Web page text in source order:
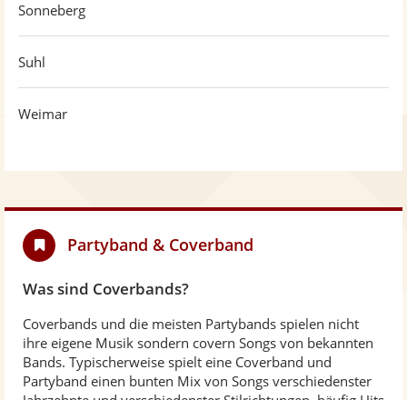
Sonneberg
Suhl
Weimar
Partyband & Coverband
Was sind Coverbands?
Coverbands und die meisten Partybands spielen nicht
ihre eigene Musik sondern covern Songs von bekannten
Bands. Typischerweise spielt eine Coverband und
Partyband einen bunten Mix von Songs verschiedenster